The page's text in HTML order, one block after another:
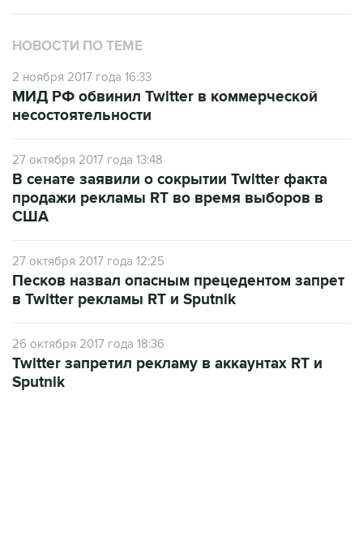
НОВОСТИ ПО ТЕМЕ
2 ноября 2017 года 16:33
МИД РФ обвинил Twitter в коммерческой
несостоятельности
27 октября 2017 года 13:48
В сенате заявили о сокрытии Twitter факта
продажи рекламы RT во время выборов в
США
27 октября 2017 года 12:25
Песков назвал опасным прецедентом запрет
в Twitter рекламы RT и Sputnik
26 октября 2017 года 18:36
Twitter запретил рекламу в аккаунтах RT и
Sputnik